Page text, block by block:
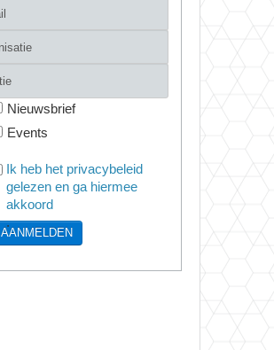
Nieuwsbrief
Events
Ik heb het privacybeleid
gelezen en ga hiermee
akkoord
.
AANMELDEN